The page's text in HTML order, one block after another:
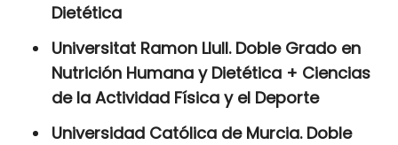
Dietética
Universitat Ramon Llull. Doble Grado en
Nutrición Humana y Dietética + Ciencias
de la Actividad Física y el Deporte
Universidad Católica de Murcia. Doble